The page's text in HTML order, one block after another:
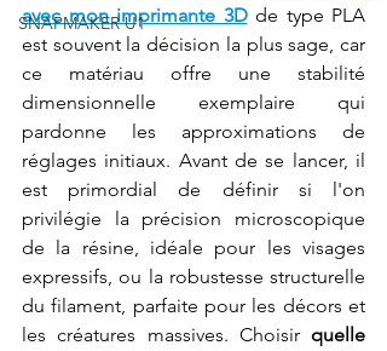
SNAPMAKER U1
avec mon imprimante 3D de type PLA
est souvent la décision la plus sage, car
ce matériau offre une stabilité
dimensionnelle exemplaire qui
pardonne les approximations de
réglages initiaux. Avant de se lancer, il
est primordial de définir si l'on
privilégie la précision microscopique
de la résine, idéale pour les visages
expressifs, ou la robustesse structurelle
du filament, parfaite pour les décors et
les créatures massives. Choisir quelle